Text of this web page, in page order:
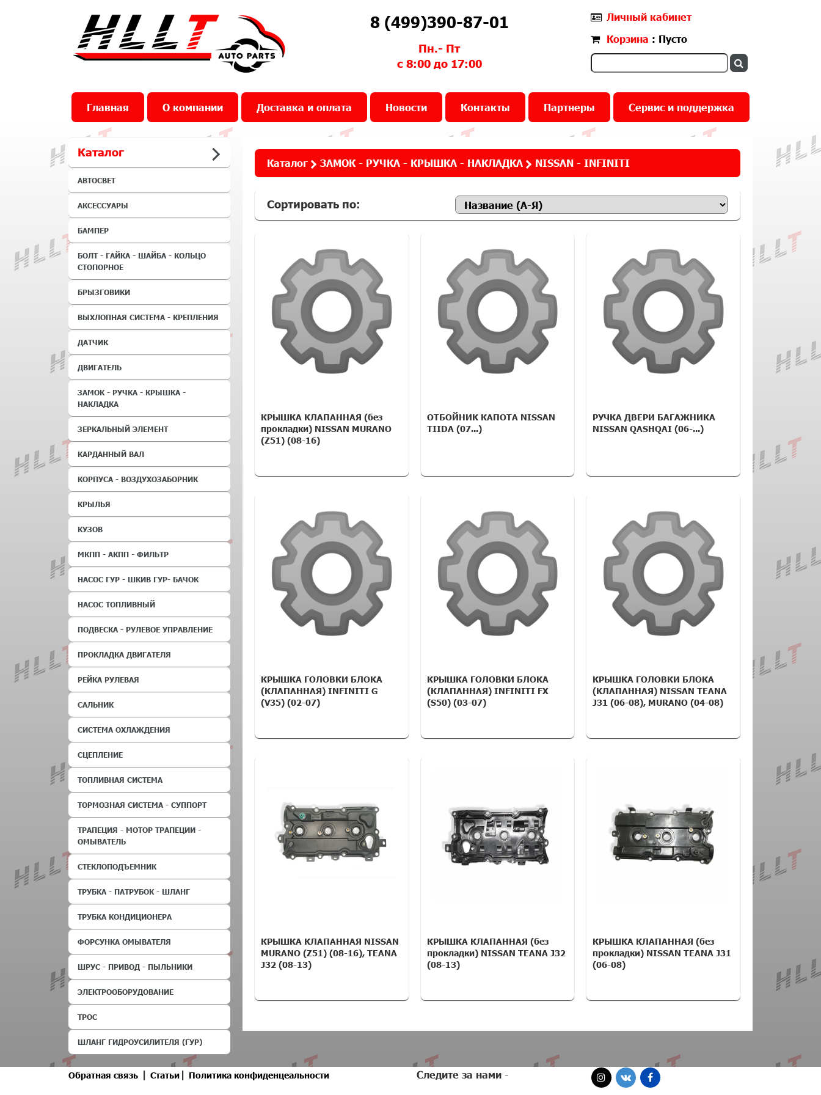
8 (499)390-87-01
Пн.- Пт
с 8:00 до 17:00
Личный кабинет
Корзина : Пусто
Главная О компании Доставка и оплата Новости Контакты Партнеры Сервис и поддержка
Каталог
АВТОСВЕТ
АКСЕССУАРЫ
БАМПЕР
БОЛТ - ГАЙКА - ШАЙБА - КОЛЬЦО
СТОПОРНОЕ
БРЫЗГОВИКИ
ВЫХЛОПНАЯ СИСТЕМА - КРЕПЛЕНИЯ
ДАТЧИК
ДВИГАТЕЛЬ
ЗАМОК - РУЧКА - КРЫШКА -
НАКЛАДКА
ЗЕРКАЛЬНЫЙ ЭЛЕМЕНТ
КАРДАННЫЙ ВАЛ
КОРПУСА - ВОЗДУХОЗАБОРНИК
КРЫЛЬЯ
КУЗОВ
МКПП - АКПП - ФИЛЬТР
НАСОС ГУР - ШКИВ ГУР- БАЧОК
НАСОС ТОПЛИВНЫЙ
ПОДВЕСКА - РУЛЕВОЕ УПРАВЛЕНИЕ
ПРОКЛАДКА ДВИГАТЕЛЯ
РЕЙКА РУЛЕВАЯ
САЛЬНИК
СИСТЕМА ОХЛАЖДЕНИЯ
СЦЕПЛЕНИЕ
ТОПЛИВНАЯ СИСТЕМА
ТОРМОЗНАЯ СИСТЕМА - СУППОРТ
ТРАПЕЦИЯ - МОТОР ТРАПЕЦИИ -
ОМЫВАТЕЛЬ
СТЕКЛОПОДЪЕМНИК
ТРУБКА - ПАТРУБОК - ШЛАНГ
ТРУБКА КОНДИЦИОНЕРА
ФОРСУНКА ОМЫВАТЕЛЯ
ШРУС - ПРИВОД - ПЫЛЬНИКИ
ЭЛЕКТРООБОРУДОВАНИЕ
ТРОС
ШЛАНГ ГИДРОУСИЛИТЕЛЯ (ГУР)
Каталог ЗАМОК - РУЧКА - КРЫШКА - НАКЛАДКА NISSAN - INFINITI
Сортировать по:
КРЫШКА КЛАПАННАЯ (без
прокладки) NISSAN MURANO
(Z51) (08-16)
ОТБОЙНИК КАПОТА NISSAN
TIIDA (07...)
РУЧКА ДВЕРИ БАГАЖНИКА
NISSAN QASHQAI (06-...)
КРЫШКА ГОЛОВКИ БЛОКА
(КЛАПАННАЯ) INFINITI G
(V35) (02-07)
КРЫШКА ГОЛОВКИ БЛОКА
(КЛАПАННАЯ) INFINITI FX
(S50) (03-07)
КРЫШКА ГОЛОВКИ БЛОКА
(КЛАПАННАЯ) NISSAN TEANA
J31 (06-08), MURANO (04-08)
КРЫШКА КЛАПАННАЯ NISSAN
MURANO (Z51) (08-16), TEANA
J32 (08-13)
КРЫШКА КЛАПАННАЯ (без
прокладки) NISSAN TEANA J32
(08-13)
КРЫШКА КЛАПАННАЯ (без
прокладки) NISSAN TEANA J31
(06-08)
Обратная связь | Статьи | Политика конфиденцеальности Следите за нами -